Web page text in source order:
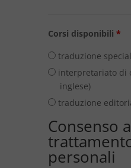
Corsi disponibili *
traduzione
interpretariato di
inglese)
traduzione
Consenso
personali